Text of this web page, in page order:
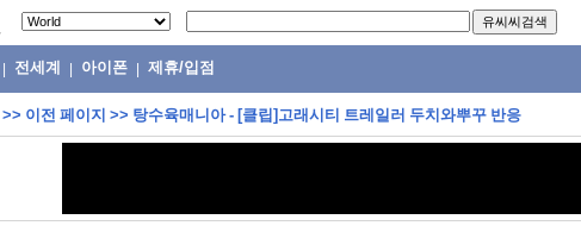
전세계 아이폰 제휴/입점
>> 이전 페이지 >> 탕수육매니아 - [클립]고래시티 트레일러 두치와뿌꾸 반응